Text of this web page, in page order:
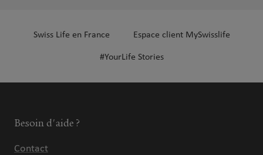
Swiss Life en France Espace client MySwisslife
#YourLife Stories
Besoin d'aide ?
Contact